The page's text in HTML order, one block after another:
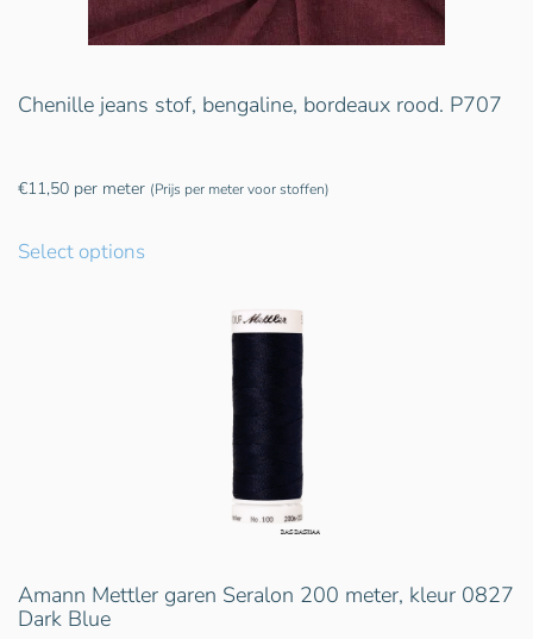
Chenille jeans stof, bengaline, bordeaux rood. P707
€11,50 per meter (Prijs per meter voor stoffen)
Select options
Amann Mettler garen Seralon 200 meter, kleur 0827
Dark Blue